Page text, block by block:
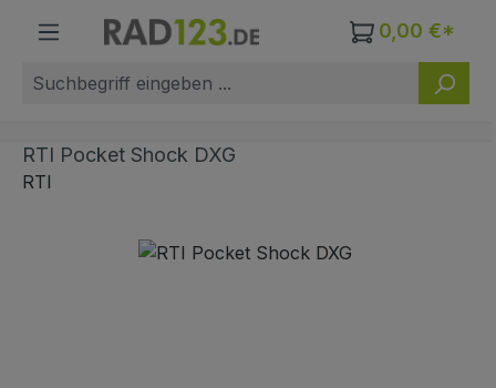
Zum Hauptinhalt springen 0,00 €*
RTI Pocket Shock DXG
RTI
Bildergalerie überspringen